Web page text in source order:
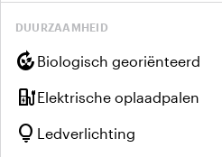
DUURZAAMHEID
compost Biologisch georiënteerd
ev_chargerElektrische oplaadpalen
lightbulb Ledverlichting